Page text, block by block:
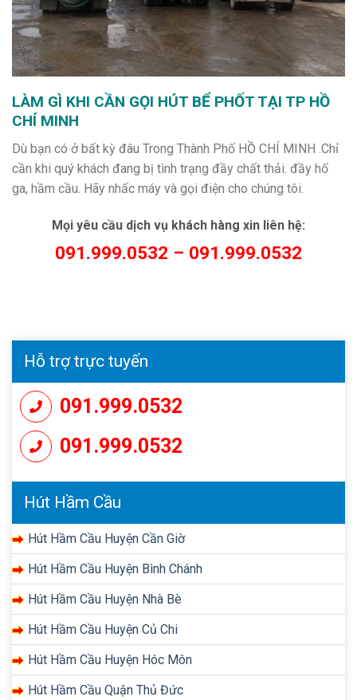
LÀM GÌ KHI CẦN GỌI HÚT BỂ PHỐT TẠI TP HỒ
CHÍ MINH
Dù bạn có ở bất kỳ đâu Trong Thành Phố HỒ CHÍ MINH .Chỉ
cần khi quý khách đang bị tình trạng đầy chất thải. đầy hố
ga, hầm cầu. Hãy nhấc máy và gọi điện cho chúng tôi.
Mọi yêu cầu dịch vụ khách hàng xin liên hệ:
091.999.0532 – 091.999.0532
Hỗ trợ trực tuyến
091.999.0532
091.999.0532
Hút Hầm Cầu
Hút Hầm Cầu Huyện Cần Giờ
Hút Hầm Cầu Huyện Bình Chánh
Hút Hầm Cầu Huyện Nhà Bè
Hút Hầm Cầu Huyện Củ Chi
Hút Hầm Cầu Huyện Hóc Môn
Hút Hầm Cầu Quận Thủ Đức